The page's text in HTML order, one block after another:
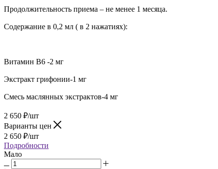
Продолжительность приема – не менее 1 месяца.
Содержание в 0,2 мл ( в 2 нажатиях):
Витамин В6 -2 мг
Экстракт грифонии-1 мг
Смесь маслянных экстрактов-4 мг
2 650 ₽/шт
Варианты цен
2 650 ₽/шт
Подробности
Мало